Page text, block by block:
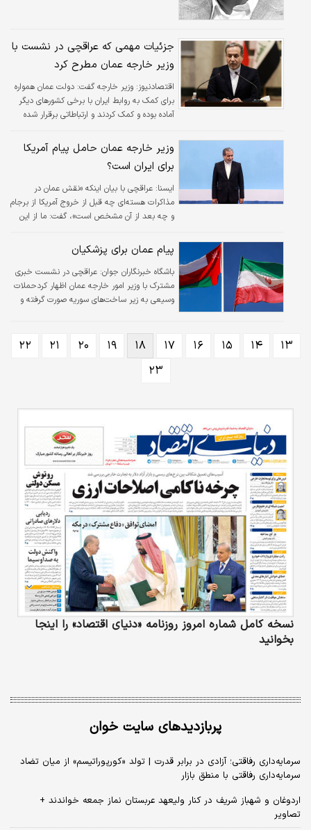
جنوب ایفا کند.
جزئیات مهمی که عراقچی در نشست با
وزیر خارجه عمان مطرح کرد
اقتصادنیوز: وزیر خارجه گفت:‌ دولت عمان همواره
برای کمک به روابط ایران با برخی کشورهای دیگر
آماده بوده و کمک کردند و ارتباطاتی برقرار شده
وزیر خارجه عمان حامل پیام آمریکا
برای ایران است؟
ایسنا:
عراقچی با بیان اینکه «نقش عمان در
مذاکرات هسته‌ای چه قبل از خروج آمریکا از برجام
و چه بعد از آن مشخص است»، گفت: ما از این
می‌کنیم .
پیام عمان برای پزشکیان
باشگاه خبرنگاران جوان: عراقچی در نشست خبری
مشترک با وزیر امور خارجه عمان اظهار کردحملات
وسیعی به زیر ساخت‌های سوریه صورت گرفته و
۱۳ ۱۴ ۱۵ ۱۶ ۱۷ ۱۸ ۱۹ ۲۰ ۲۱
۲۲
۲۳
نسخه کامل شماره امروز روزنامه «دنیای‌ اقتصاد» را اینجا
بخوانید
پربازدیدهای سایت خوان
سرمایه‌داری رفاقتی؛ آزادی در برابر قدرت | تولد «کورپوراتیسم» از میان تضاد
سرمایه‌داری رفاقتی با منطق بازار
اردوغان و شهباز شریف در کنار ولیعهد عربستان نماز جمعه خواندند +
تصاویر